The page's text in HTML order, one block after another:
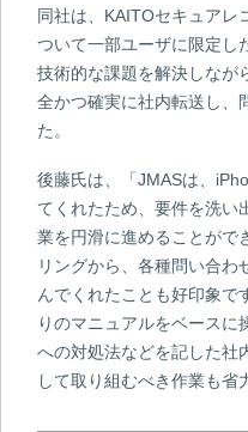
同社は、KAITOセキュアレ
ついて一部ユーザに限定し
技術的な課題を解決しなが
全かつ確実に社内転送し、
た。
後藤氏は、「JMASは、
てくれたため、要件を洗い
業を円滑に進めることがで
リングから、各種問い合わ
んでくれたことも好印象で
りのマニュアルをベース
への対処法などを記した社
して取り組むべき作業も省